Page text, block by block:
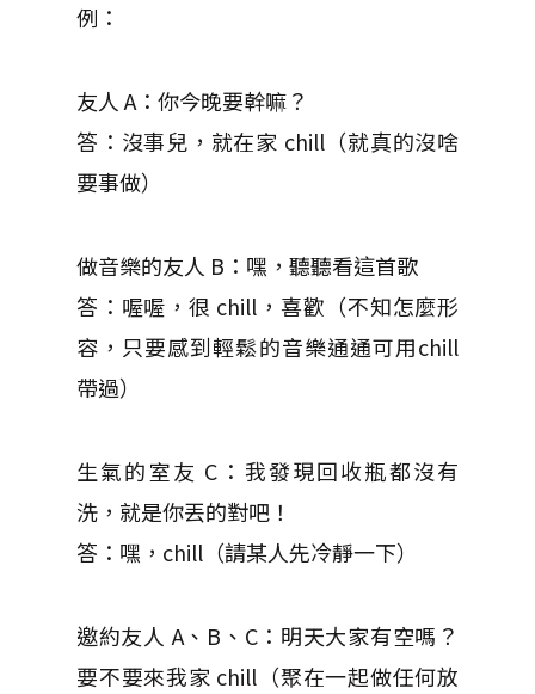
例：
友人 A：你今晚要幹嘛？
答：沒事兒，就在家 chill（就真的沒啥
要事做）
做音樂的友人 B：嘿，聽聽看這首歌
答：喔喔，很 chill，喜歡（不知怎麼形
容，只要感到輕鬆的音樂通通可用chill
帶過）
生氣的室友 C：我發現回收瓶都沒有
洗，就是你丟的對吧！
答：嘿，chill（請某人先冷靜一下）
邀約友人 A、B、C：明天大家有空嗎？
要不要來我家 chill（聚在一起做任何放